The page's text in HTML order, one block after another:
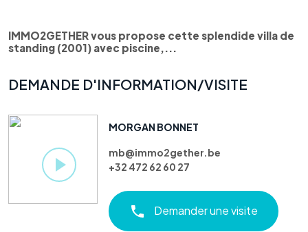
IMMO2GETHER vous propose cette splendide villa de
standing (2001) avec piscine,...
DEMANDE D'INFORMATION/VISITE
MORGAN BONNET
mb@immo2gether.be
+32 472 62 60 27
Demander une visite